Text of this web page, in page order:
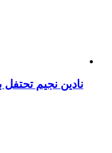
نادين نجيم تحتفل